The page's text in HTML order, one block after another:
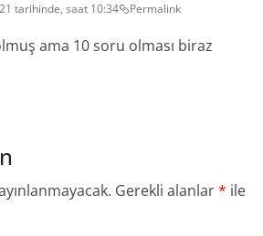
tarihinde, saat 10:34 Permalink
ama 10 soru olması biraz
Gerekli alanlar* ile